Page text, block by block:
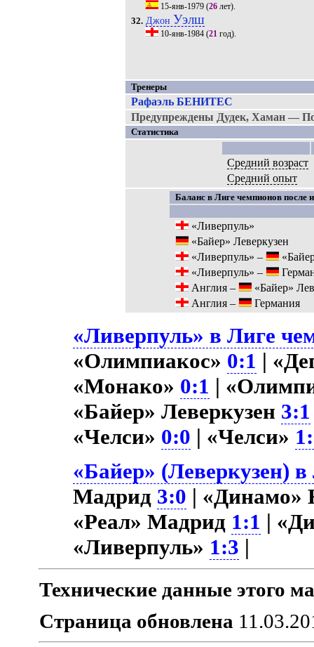
15-янв-1979(26лет).
32. Джон Уэлш
10-янв-1984(21год).
Тренеры
Рафаэль БЕНИТЕС
Предупреждены Дудек, Хаман —
Статистика
Средний возраст
Средний опыт
Баланс в Лиге чемпионов после
«Ливерпуль»
«Байер» Леверкузен
«Ливерпуль» –
«Ливерпуль» –
Англия –
«Байер»
Англия –
Германия
«Ливерпуль» в Лиге
«Олимпиакос» 0:1 |
«Монако» 0:1 |
«Байер» Леверкузен 3:1
«Челси» 0:0 | «Челси»
«Байер» (Леверкузен)
Мадрид 3:0 |
«Реал» Мадрид 1:1 |
«Ливерпуль» 1:3 |
Технические данные этого
Страница обновлена